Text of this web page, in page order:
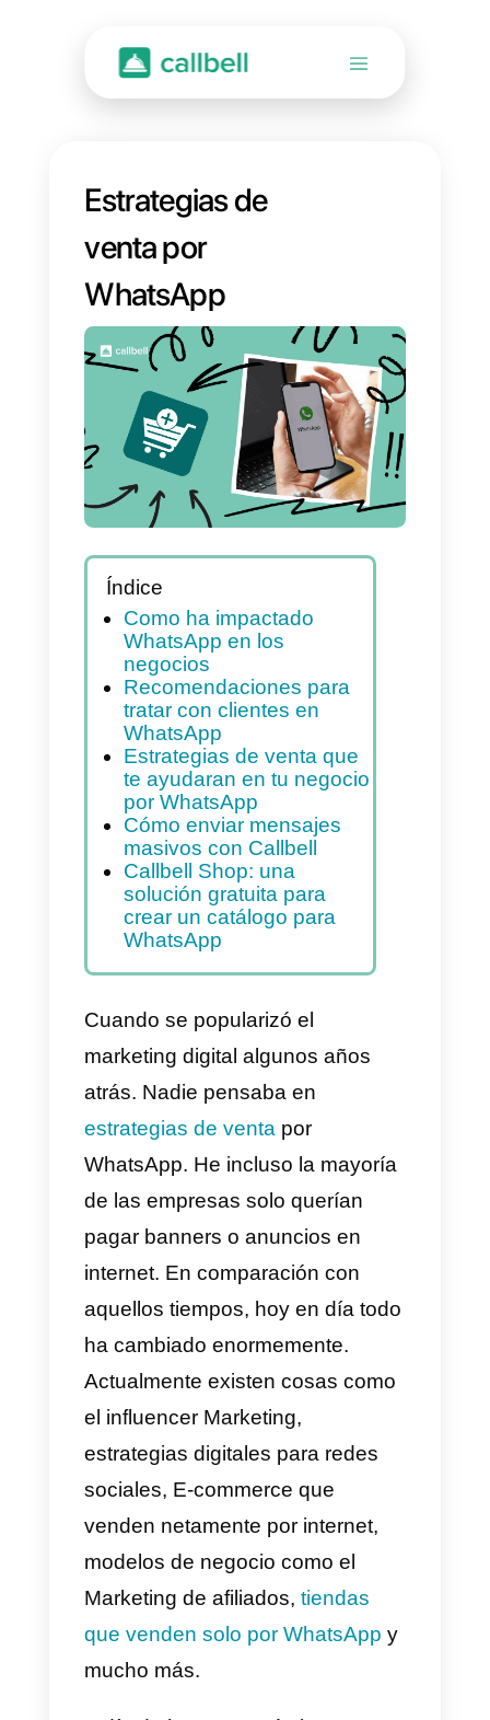
Estrategias de
venta por
WhatsApp
Índice
Como ha impactado
WhatsApp en los
negocios
Recomendaciones para
tratar con clientes en
WhatsApp
Estrategias de venta que
te ayudaran en tu negocio
por WhatsApp
Cómo enviar mensajes
masivos con Callbell
Callbell Shop: una
solución gratuita para
crear un catálogo para
WhatsApp
Cuando se popularizó el
marketing digital algunos años
atrás. Nadie pensaba en
estrategias de venta por
WhatsApp. He incluso la mayoría
de las empresas solo querían
pagar banners o anuncios en
internet. En comparación con
aquellos tiempos, hoy en día
ha cambiado enormemente.